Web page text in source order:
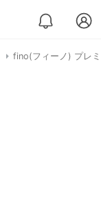
fino(フィーノ) プレ